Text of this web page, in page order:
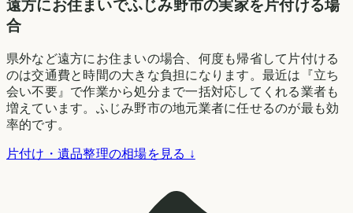
遠方にお住まいでふじみ野市の実家を片付ける場
合
県外など遠方にお住まいの場合、何度も帰省して片付ける
のは交通費と時間の大きな負担になります。最近は『立ち
会い不要』で作業から処分まで一括対応してくれる業者も
増えています。ふじみ野市の地元業者に任せるのが最も効
率的です。
片付け・遺品整理の相場を見る ↓